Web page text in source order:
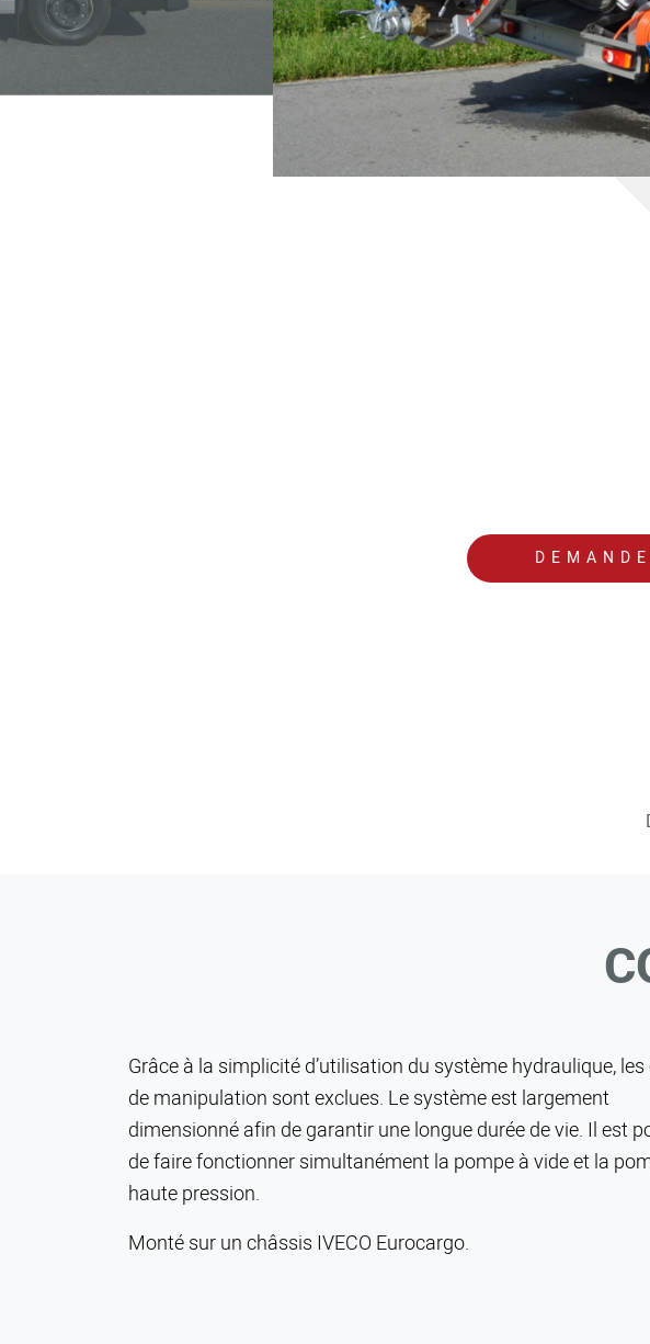
Grâce à la simplicité d’utilisation du système hydraulique, les
de manipulation sont exclues. Le système est largement
dimensionné afin de garantir une longue durée de vie. Il est
de faire fonctionner simultanément la pompe à vide et la
haute pression.
Monté sur un châssis IVECO Eurocargo.